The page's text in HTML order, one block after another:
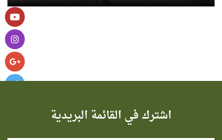
اشترك في القائمة البريدية